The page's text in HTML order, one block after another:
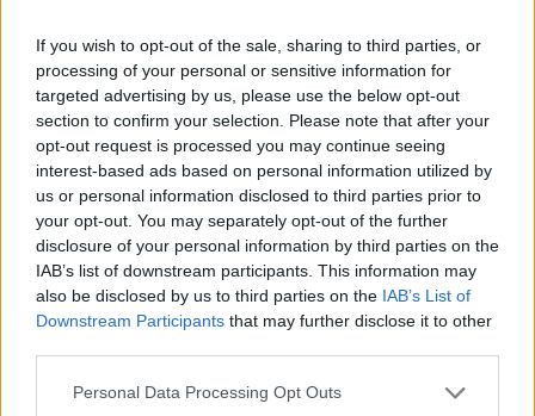
If you wish to opt-out of the sale, sharing to third parties, or
processing of your personal or sensitive information for
targeted advertising by us, please use the below opt-out
section to confirm your selection. Please note that after your
opt-out request is processed you may continue seeing
interest-based ads based on personal information utilized by
us or personal information disclosed to third parties prior to
your opt-out. You may separately opt-out of the further
disclosure of your personal information by third parties on the
IAB’s list of downstream participants. This information may
also be disclosed by us to third parties on the IAB’s List of
Downstream Participants that may further disclose it to other
Personal Data Processing Opt Outs
NYHETER 2026-08-04 KL. 16:53
Polishelikopter
jagade
skogsflyende
dieseltjuv
SAMHÄLLE 2026-08-04 KL. 06:00
Klimatsmäll för
halländska
fritidshusägare
upphov till